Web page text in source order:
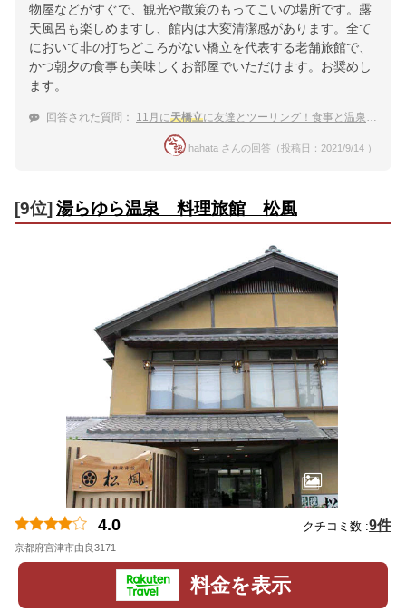
物屋などがすぐで、観光や散策のもってこいの場所です。露
天風呂も楽しめますし、館内は大変清潔感があります。全て
において非の打ちどころがない橋立を代表する老舗旅館で、
かつ朝夕の食事も美味しくお部屋でいただけます。お奨めし
ます。
回答された質問： 11月に天橋立に友達とツーリング！食事と温泉そして設備がキレイな宿
hahata さんの回答（投稿日：2021/9/14 ）
[9位]湯らゆら温泉 料理旅館 松風
4.0 クチコミ数 :9件
京都府宮津市由良3171
料金を表示